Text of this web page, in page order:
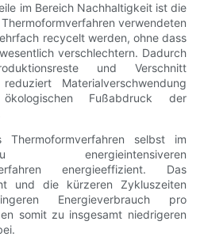
im Bereich Nachhaltigkeit ist die
verwendeten
recycelt werden, ohne dass
verschlechtern. Dadurch
und Verschnitt
Materialverschwendung
Fußabdruck der
selbst im
energieeffizient. Das
und die kürzeren Zykluszeiten
Energieverbrauch pro
somit zu insgesamt niedrigeren